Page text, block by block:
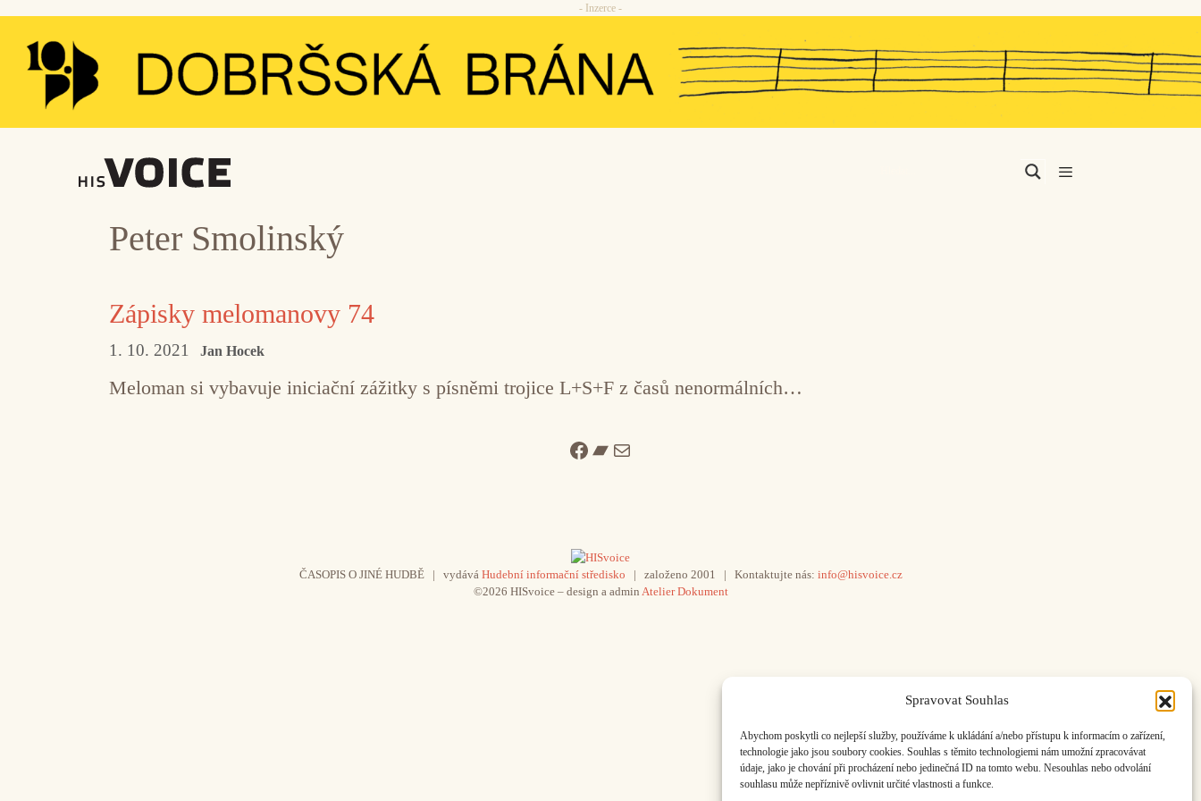
Spravovat Souhlas
Abychom poskytli co nejlepší služby, používáme k ukládání a/nebo přístupu k informacím o zařízení,
technologie jako jsou soubory cookies. Souhlas s těmito technologiemi nám umožní zpracovávat
údaje, jako je chování při procházení nebo jedinečná ID na tomto webu. Nesouhlas nebo odvolání
souhlasu může nepříznivě ovlivnit určité vlastnosti a funkce.
Přeskočit
obsah
- Inzerce -
Peter Smolinský
Zápisky melomanovy 74
1. 10. 2021 Jan Hocek
Meloman si vybavuje iniciační zážitky s písněmi trojice L+S+F z časů nenormálních…
Facebook
Bandcamp
Mail
ČASOPIS O JINÉ HUDBĚ | vydává Hudební informační středisko | založeno 2001 | Kontaktujte nás: info@hisvoice.cz
©2026 HISvoice – design a admin Atelier Dokument